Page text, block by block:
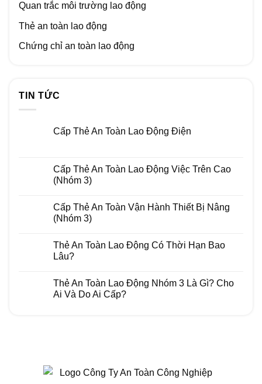
Quan trắc môi trường lao động
Thẻ an toàn lao động
Chứng chỉ an toàn lao động
TIN TỨC
Cấp Thẻ An Toàn Lao Động Điện
Cấp Thẻ An Toàn Lao Động Việc Trên Cao
(Nhóm 3)
Cấp Thẻ An Toàn Vận Hành Thiết Bị Nâng
(Nhóm 3)
Thẻ An Toàn Lao Động Có Thời Hạn Bao
Lâu?
Thẻ An Toàn Lao Động Nhóm 3 Là Gì? Cho
Ai Và Do Ai Cấp?